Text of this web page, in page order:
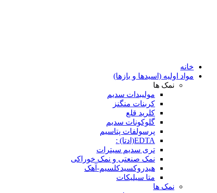
خانه
مواد اولیه (اسیدها و بازها)
نمک ها
مولیبدات سدیم
کربنات منگنز
کلرید قلع
گلوکونات سدیم
پرسولفات پتاسیم
EDTA(ادتا) :
تری سدیم سیترات
نمک صنعتی و نمک خوراکی
هیدروکسیدکلسیم-آهک
متا سیلیکات
نمک ها